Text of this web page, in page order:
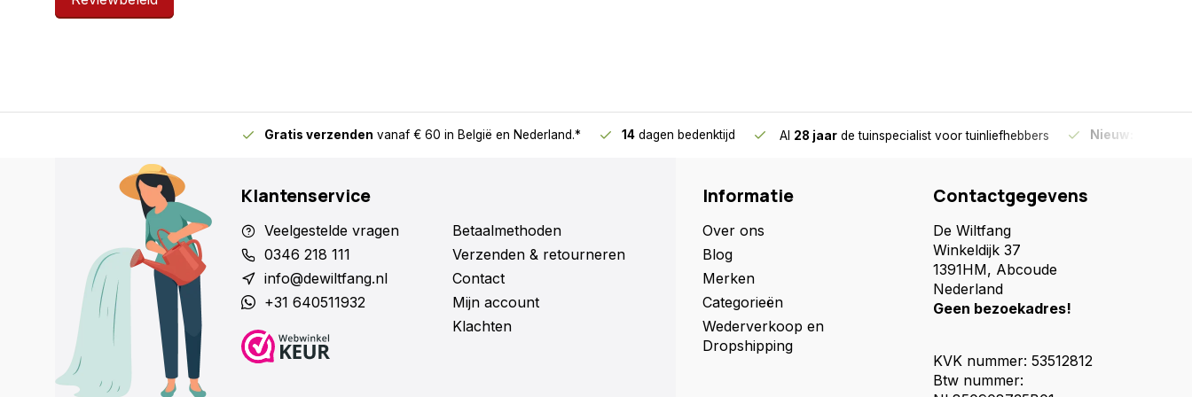
Gratis verzenden vanaf € 60 in België en Nederland.* 14 dagen bedenktijd Al 28 jaar de tuinspecialist voor tuinliefhebbers Nieuw:
Klantenservice
Veelgestelde vragen
0346 218 111
info@dewiltfang.nl
+31 640511932
Betaalmethoden
Verzenden & retourneren
Contact
Mijn account
Klachten
Informatie
Over ons
Blog
Merken
Categorieën
Wederverkoop en
Dropshipping
Contactgegevens
De Wiltfang
Winkeldijk 37
1391HM, Abcoude
Nederland
Geen bezoekadres!
KVK nummer: 53512812
Btw nummer: